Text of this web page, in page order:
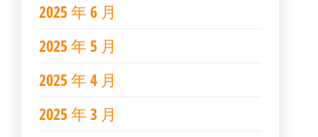
2025 年 6 月
2025 年 5 月
2025 年 4 月
2025 年 3 月